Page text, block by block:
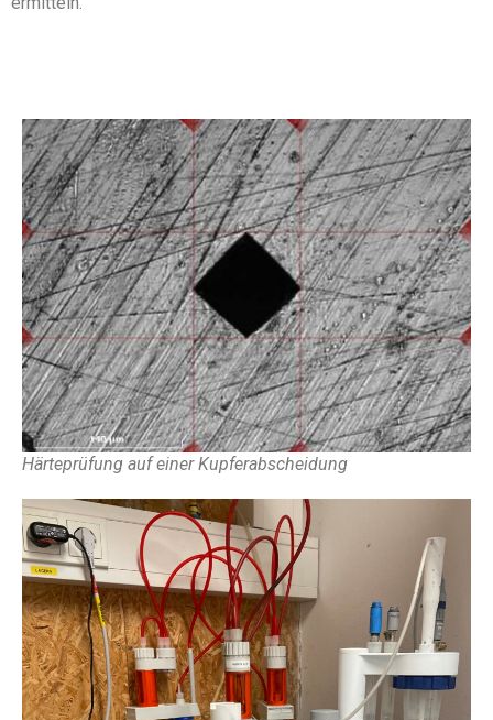
Härteprüfung auf einer Kupferabscheidung